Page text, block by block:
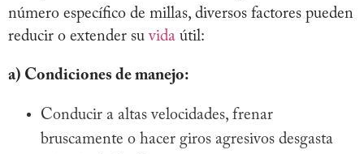
número específico de millas, diversos factores pueden
reducir o extender suvida útil:
a) Condiciones de manejo:
Conducir a altas velocidades, frenar
bruscamente o hacer giros agresivos desgasta